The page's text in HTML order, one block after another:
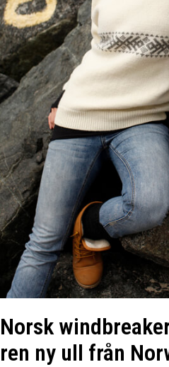
Norsk
ren ny ull från